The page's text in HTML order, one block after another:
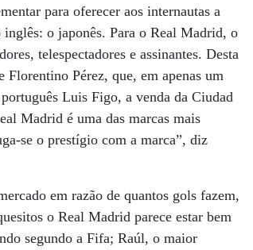
para oferecer aos internautas a
o japonês. Para o Real Madrid, o
telespectadores e assinantes. Desta
Florentino Pérez, que, em apenas um
Luis Figo, a venda da Ciudad
Madrid é uma das marcas mais
se o prestígio com a marca”, diz
em razão de quantos gols fazem,
o Real Madrid parece estar bem
segundo a Fifa; Raúl, o maior